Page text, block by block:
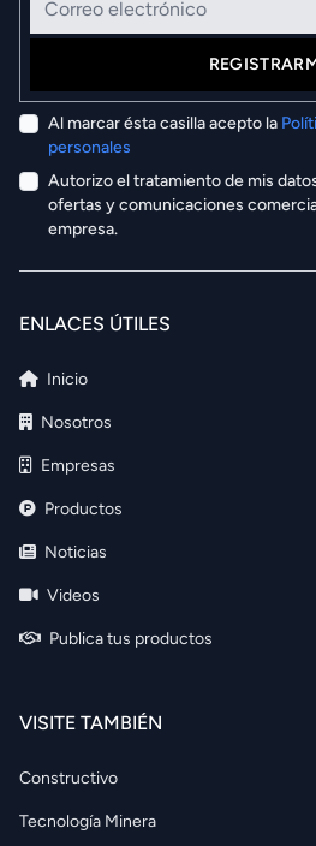
Al marcar ésta casilla acepto la
personales
Autorizo el tratamiento de mis
ofertas y comunicaciones
empresa.
ENLACES ÚTILES
Inicio
Nosotros
Empresas
Productos
Noticias
Videos
Publica tus productos
VISITE TAMBIÉN
Constructivo
Tecnología Minera